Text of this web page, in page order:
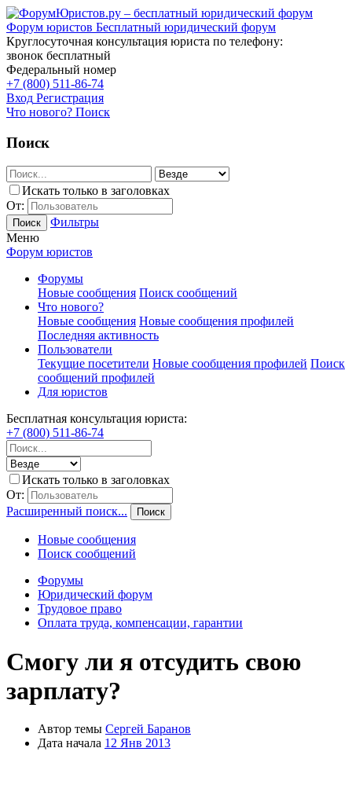
Форум юристов Бесплатный юридический форум
Круглосуточная консультация юриста по телефону:
звонок бесплатный
Федеральный номер
+7 (800) 511-86-74
Вход Регистрация
Что нового? Поиск
Поиск
Искать только в заголовках
От:
Поиск
Фильтры
Меню
Форум юристов
Форумы
Новые сообщения Поиск сообщений
Что нового?
Новые сообщения Новые сообщения профилей
Последняя активность
Пользователи
Текущие посетители Новые сообщения профилей Поиск
сообщений профилей
Для юристов
Бесплатная консультация юриста:
+7 (800) 511-86-74
Искать только в заголовках
От:
Расширенный поиск...
Поиск
Новые сообщения
Поиск сообщений
Форумы
Юридический форум
Трудовое право
Оплата труда, компенсации, гарантии
Смогу ли я отсудить свою
зарплату?
Автор темы Сергей Баранов
Дата начала 12 Янв 2013